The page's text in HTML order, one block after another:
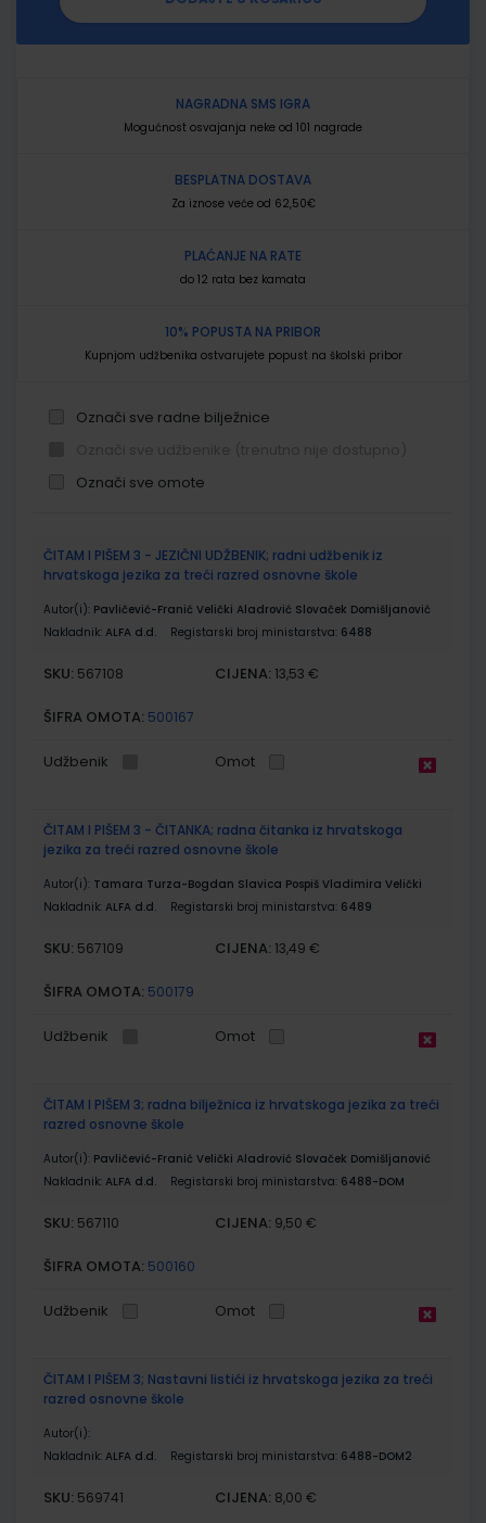
NAGRADNA SMS IGRA
Mogućnost osvajanja neke od 101 nagrade
BESPLATNA DOSTAVA
Za iznose veće od 62,50€
PLAĆANJE NA RATE
do 12 rata bez kamata
10% POPUSTA NA PRIBOR
Kupnjom udžbenika ostvarujete popust na školski pribor
Označi sve radne bilježnice
Označi sve omote
proizvodi
ČITAM I PIŠEM 3 - JEZIČNI UDŽBENIK; radni udžbenik iz
hrvatskoga jezika za treći razred osnovne škole
Autor(i): Pavličević-Franić Velički Aladrović Slovaček Domišljanović
Nakladnik: ALFA d.d. Registarski broj ministarstva: 6488
SKU: 567108 CIJENA: 13,53 €
ŠIFRA OMOTA: 500167
Udžbenik Omot
ČITAM I PIŠEM 3 - ČITANKA; radna čitanka iz hrvatskoga
jezika za treći razred osnovne škole
Autor(i): Tamara Turza-Bogdan Slavica Pospiš Vladimira Velički
Nakladnik: ALFA d.d. Registarski broj ministarstva: 6489
SKU: 567109 CIJENA: 13,49 €
ŠIFRA OMOTA: 500179
Udžbenik Omot
ČITAM I PIŠEM 3; radna bilježnica iz hrvatskoga jezika za treći
razred osnovne škole
Autor(i): Pavličević-Franić Velički Aladrović Slovaček Domišljanović
Nakladnik: ALFA d.d. Registarski broj ministarstva: 6488-DOM
SKU: 567110 CIJENA: 9,50 €
ŠIFRA OMOTA: 500160
Udžbenik Omot
ČITAM I PIŠEM 3; Nastavni listići iz hrvatskoga jezika za treći
razred osnovne škole
Autor(i):
Nakladnik: ALFA d.d. Registarski broj ministarstva: 6488-DOM2
SKU: 569741 CIJENA: 8,00 €